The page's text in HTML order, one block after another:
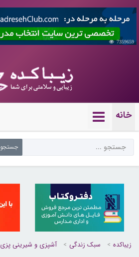
7359659
خانه
زیباکده سبک زندگی آشپزی و شیرینی پزی